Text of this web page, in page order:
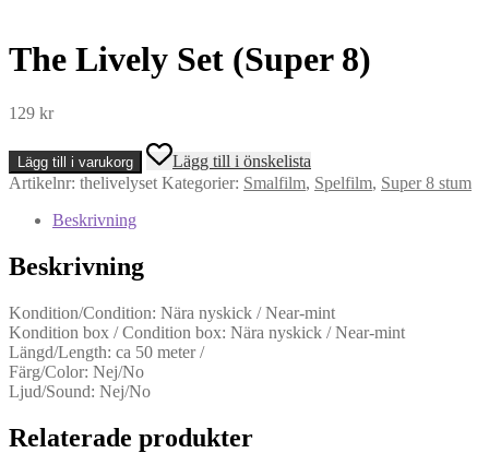
The Lively Set (Super 8)
129 kr
The
Lively
Set
Lägg till i varukorg
Lägg till i önskelista
Artikelnr: thelivelyset Kategorier: Smalfilm, Spelfilm, Super 8 stum
Beskrivning
Beskrivning
Kondition/Condition: Nära nyskick / Near-mint
Kondition box / Condition box: Nära nyskick / Near-mint
Längd/Length: ca 50 meter /
Färg/Color: Nej/No
Ljud/Sound: Nej/No
Relaterade produkter